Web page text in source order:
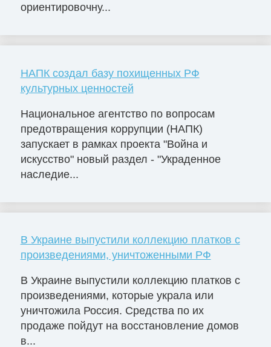
ориентировочну...
НАПК создал базу похищенных РФ
культурных ценностей
Национальное агентство по вопросам
предотвращения коррупции (НАПК)
запускает в рамках проекта "Война и
искусство" новый раздел - "Украденное
наследие...
В Украине выпустили коллекцию платков с
произведениями, уничтоженными РФ
В Украине выпустили коллекцию платков с
произведениями, которые украла или
уничтожила Россия. Средства по их
продаже пойдут на восстановление домов
в...